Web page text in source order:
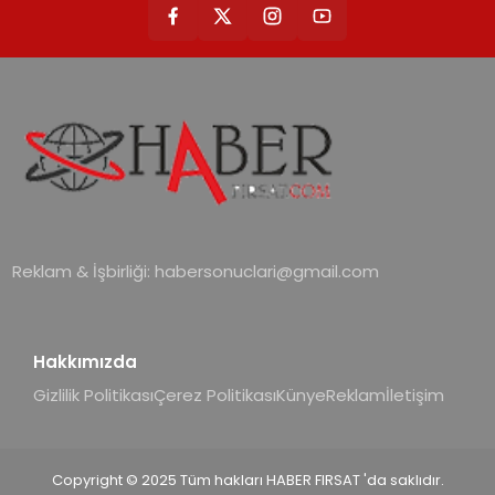
Reklam & İşbirliği: habersonuclari@gmail.com
Hakkımızda
Gizlilik PolitikasıÇerez PolitikasıKünyeReklamİletişim
Copyright © 2025 Tüm hakları HABER FIRSAT 'da saklıdır.